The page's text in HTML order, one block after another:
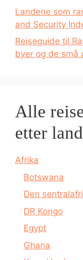
Landene som
and Security
Reiseguide til
byer og de små
Alle
etter land
Afrika
Botswana
Den
DR Kongo
Egypt
Ghana